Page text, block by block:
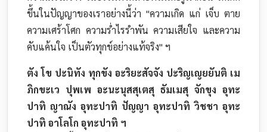
ขึ้นในปัญญาของเราอย่างนี้ว่า "ความเกิด แก่ เจ็บ ตาย
ความเศร้าโศก ความร่ำไรรำพัน ความเสียใจ และความ
คับแค้นใจ เป็นตัวทุกข์อย่างแท้จริง" ฯ
ตัง โข ปะนิทัง ทุกขัง อะริยะสัจจัง ปะริญเญยยันติ เม
ภิกขะเว ปุพเพ อะนะนุสสุเตสุ ธัมเมสุ จักขุง อุทะ
ปาทิ ญาณัง อุทะปาทิ ปัญญา อุทะปาทิ วิชชา อุทะ
ปาทิ อาโลโก อุทะปาทิ ฯ